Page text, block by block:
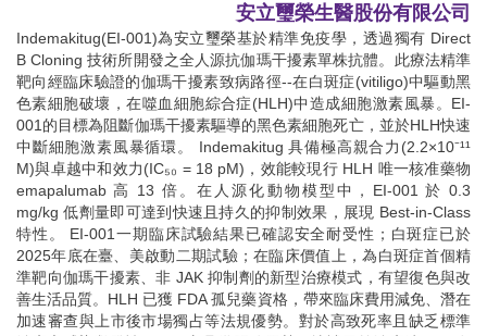
安立璽榮生醫股份有限公司
Indemakitug(EI-001)為安立璽榮基於精準免疫學，透過獨有 Direct
B Cloning 技術所開發之全人源抗伽瑪干擾素單株抗體。此療法精準
靶向經臨床驗證的伽瑪干擾素致病路徑--在白斑症(vitiligo)中驅動黑
色素細胞破壞，在噬血細胞綜合症(HLH)中造成細胞激素風暴。EI-
001的目標為阻斷伽瑪干擾素驅導的黑色素細胞死亡，並於HLH快速
中斷細胞激素風暴循環。 Indemakitug 具備極高親合力(2.2×10⁻¹¹
M)與卓越中和效力(IC₅₀ = 18 pM)，效能較現行 HLH 唯一核准藥物
emapalumab 高 13 倍。在人源化動物模型中，EI-001 於 0.3
mg/kg 低劑量即可達到快速且持久的抑制效果，展現 Best-in-Class
特性。 EI-001一期臨床試驗結果已確認安全耐受性；白斑症已於
2025年底在臺、美啟動二期試驗；在臨床價值上，為白斑症首個精
準靶向伽瑪干擾素、非 JAK 抑制劑的新型治療模式，有望復色與改
善生活品質。HLH 已獲 FDA 孤兒藥資格，帶來臨床費用減免、潛在
加速審查與上市後市場獨占等法規優勢。對於高致死率且缺乏標準